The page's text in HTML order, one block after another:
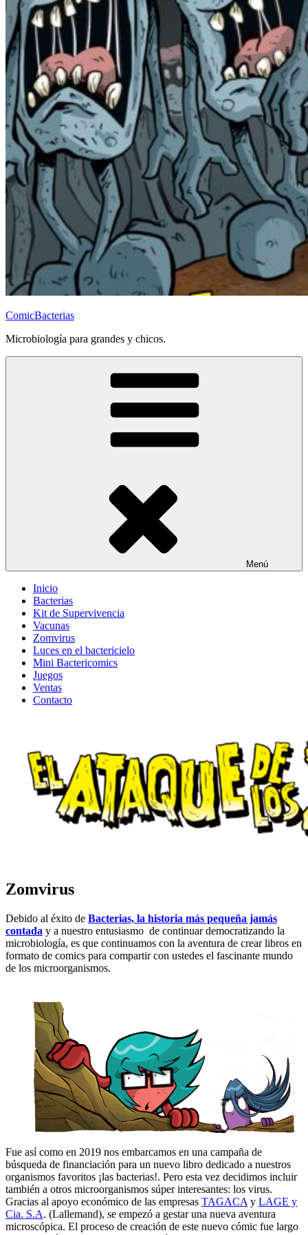
ComicBacterias
Microbiología para grandes y chicos.
Menú
Inicio
Bacterias
Kit de Supervivencia
Vacunas
Zomvirus
Luces en el bactericielo
Mini Bactericomics
Juegos
Ventas
Contacto
Zomvirus
Debido al éxito de Bacterias, la historia más pequeña jamás
contada y a nuestro entusiasmo de continuar democratizando la
microbiología, es que continuamos con la aventura de crear libros en
formato de comics para compartir con ustedes el fascinante mundo
de los microorganismos.
Fue así como en 2019 nos embarcamos en una campaña de
búsqueda de financiación para un nuevo libro dedicado a nuestros
organismos favoritos ¡las bacterias!. Pero esta vez decidimos incluir
también a otros microorganismos súper interesantes: los virus.
Gracias al apoyo económico de las empresas TAGACA y LAGE y
Cia. S.A. (Lallemand), se empezó a gestar una nueva aventura
microscópica. El proceso de creación de este nuevo cómic fue largo